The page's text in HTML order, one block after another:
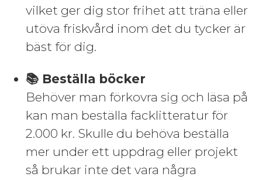
vilket ger dig stor frihet att träna eller
utöva friskvård inom det du tycker är
bäst för dig.
📚 Beställa böcker
Behöver man förkovra sig och läsa på
kan man beställa facklitteratur för
2.000 kr. Skulle du behöva beställa
mer under ett uppdrag eller projekt
så brukar inte det vara några